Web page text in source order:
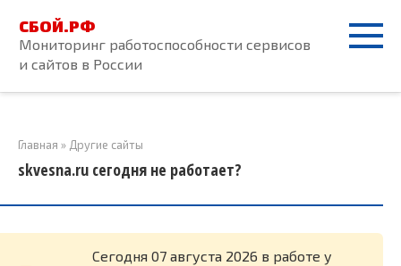
контенту
СБОЙ.РФ
Мониторинг работоспособности сервисов
и сайтов в России
Главная » Другие сайты
skvesna.ru сегодня не работает?
Cегодня 07 августа 2026 в работе у